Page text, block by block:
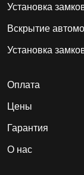
Установка
Вскрытие
Установка
Оплата
Цены
Гарантия
О нас